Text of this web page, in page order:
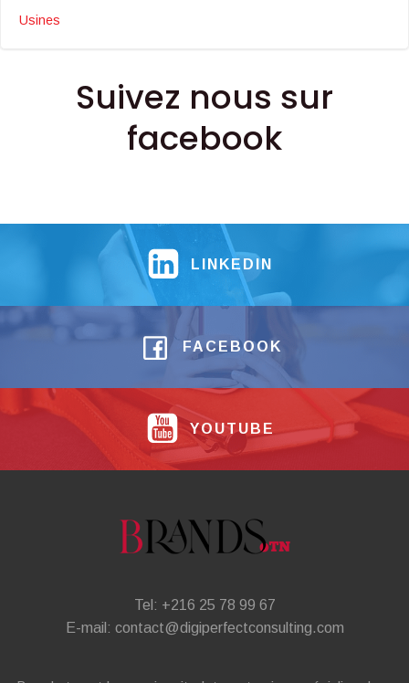
Usines
Suivez nous sur
facebook
LINKEDIN
FACEBOOK
YOUTUBE
Tel: +216 25 78 99 67
E-mail: contact@digiperfectconsulting.com